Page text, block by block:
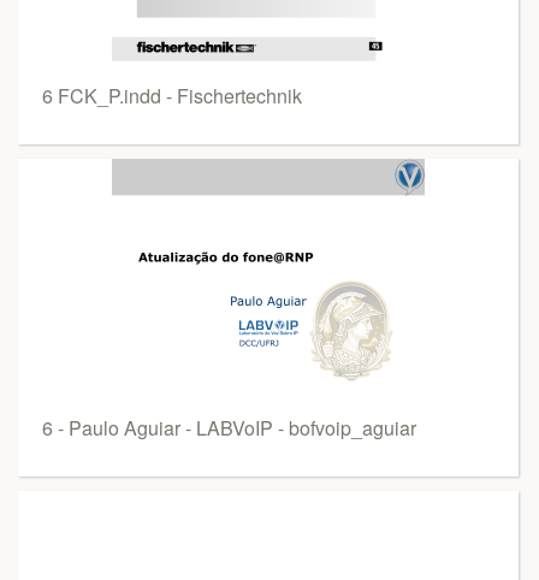
6 FCK_P.indd - Fischertechnik
6 - Paulo Aguiar - LABVoIP - bofvoip_aguiar